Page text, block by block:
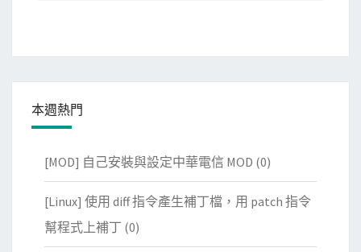
本週熱門
[MOD] 自己安裝與設定中華電信 MOD (0)
[Linux] 使用 diff 指令產生補丁檔，用 patch 指令
幫程式上補丁 (0)